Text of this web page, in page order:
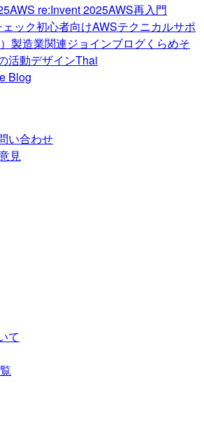
AWS re:Invent 2025AWS再入門
ック初心者向けAWSテクニカルサポ
製造業関連ジョインブログくらめそ
活動デザインThai
Blog
い合わせ
見
て